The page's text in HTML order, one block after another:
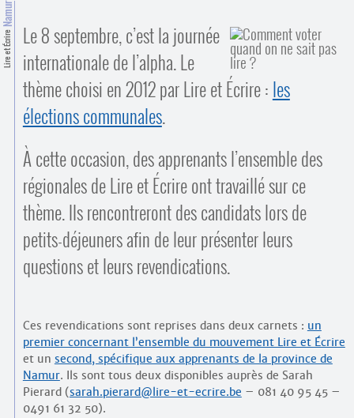
Bienvenue en Belgique
Espace presse
Contacts
Lire et Écrire
Namur
Le 8 septembre, c’est la journée
internationale de l’alpha. Le
thème choisi en 2012 par Lire et Écrire : les
élections communales.
À cette occasion, des apprenants l’ensemble des
régionales de Lire et Écrire ont travaillé sur ce
thème. Ils rencontreront des candidats lors de
petits-déjeuners afin de leur présenter leurs
questions et leurs revendications.
Ces revendications sont reprises dans deux carnets : un
premier concernant l’ensemble du mouvement Lire et Écrire
et un second, spécifique aux apprenants de la province de
Namur. Ils sont tous deux disponibles auprès de Sarah
Pierard (sarah.pierard@lire-et-ecrire.be – 081 40 95 45 –
0491 61 32 50).